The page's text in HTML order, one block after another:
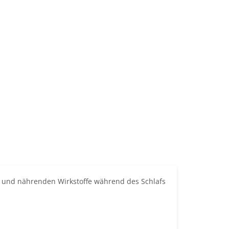
nährenden Wirkstoffe während des Schlafs